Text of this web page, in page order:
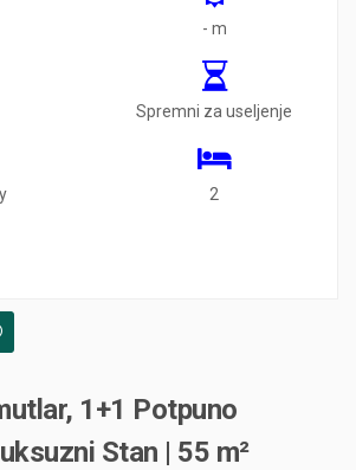
- m
Spremni za useljenje
2
1+1 Potpuno
Stan | 55 m²